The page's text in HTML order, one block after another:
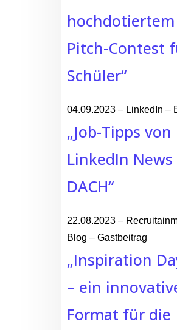
hochdotiertem
Pitch-Contest
Schüler“
04.09.2023 – LinkedIn –
„Job-Tipps von
LinkedIn News
DACH“
22.08.2023 –
Blog – Gastbeitrag
„Inspiration
– ein
Format für die